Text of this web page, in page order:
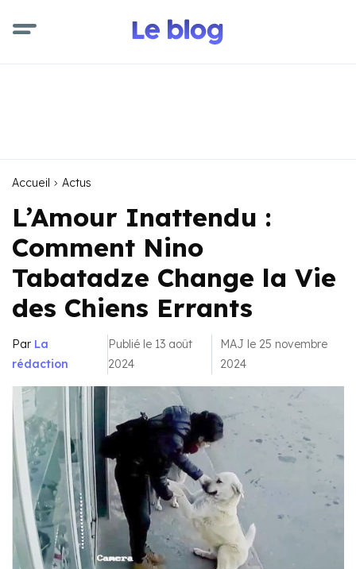
Accueil Actus
L’Amour Inattendu :
Comment Nino
Tabatadze Change la Vie
des Chiens Errants
Par La
rédaction
Publié le 13 août
2024
MAJ le 25 novembre
2024